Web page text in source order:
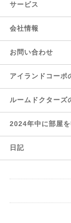
サービス
会社情報
お問い合わせ
アイランドコーポ
ルームドクターズ
2024年中に部屋
日記